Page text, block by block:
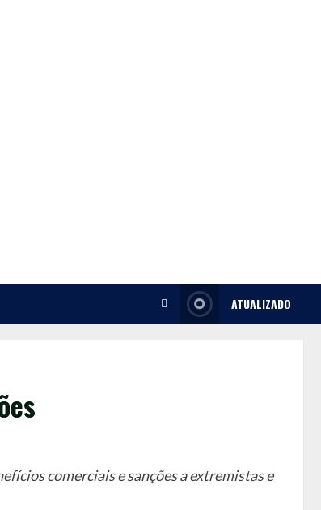
ATUALIZADO
comerciais e sanções a extremistas e